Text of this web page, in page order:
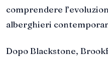
comprendere
alberghieri
Dopo Blackstone,